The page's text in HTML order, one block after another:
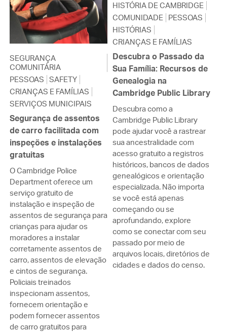
SEGURANÇA
COMUNITÁRIA
PESSOAS SAFETY
CRIANÇAS E FAMÍLIAS
SERVIÇOS MUNICIPAIS
Segurança de assentos
de carro facilitada com
inspeções e instalações
gratuitas
O Cambridge Police
Department oferece um
serviço gratuito de
instalação e inspeção de
assentos de segurança para
crianças para ajudar os
moradores a instalar
corretamente assentos de
carro, assentos de elevação
e cintos de segurança.
Policiais treinados
inspecionam assentos,
fornecem orientação e
podem fornecer assentos
de carro gratuitos para
HISTÓRIA DE CAMBRIDGE
COMUNIDADE PESSOAS
HISTÓRIAS
CRIANÇAS E FAMÍLIAS
Descubra o Passado da
Sua Família: Recursos de
Genealogia na
Cambridge Public Library
Descubra como a
Cambridge Public Library
pode ajudar você a rastrear
sua ancestralidade com
acesso gratuito a registros
históricos, bancos de dados
genealógicos e orientação
especializada. Não importa
se você está apenas
começando ou se
aprofundando, explore
como se conectar com seu
passado por meio de
arquivos locais, diretórios de
cidades e dados do censo.